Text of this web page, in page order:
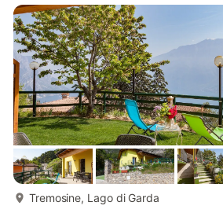
piętrze: 1 pokój z 1 łóżkiem i 1 x 2
pokój z 1 łóżkiem podwójnym (180 cm,
1 pokój z 1 łó...
Tremosine, Lago di Garda